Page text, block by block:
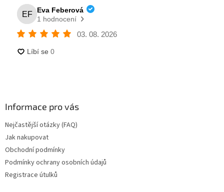
Informace pro vás
Nejčastější otázky (FAQ)
Jak nakupovat
Obchodní podmínky
Podmínky ochrany osobních údajů
Registrace útulků